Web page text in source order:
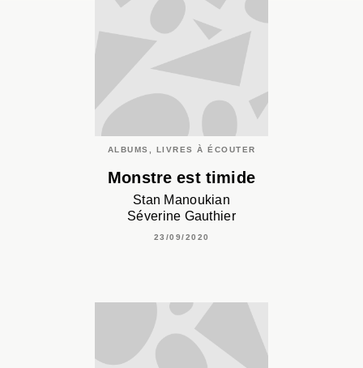
ALBUMS, LIVRES À ÉCOUTER
Monstre est timide
Stan Manoukian
Séverine Gauthier
23/09/2020